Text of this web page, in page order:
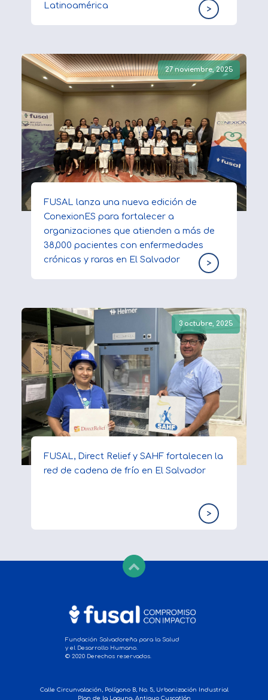
Latinoamérica
>
27 noviembre, 2025
FUSAL lanza una nueva edición de
ConexionES para fortalecer a
organizaciones que atienden a más de
38,000 pacientes con enfermedades
crónicas y raras en El Salvador
>
3 octubre, 2025
FUSAL, Direct Relief y SAHF fortalecen la
red de cadena de frío en El Salvador
>
Fundación Salvadoreña para la Salud
y el Desarrollo Humano.
© 2020 Derechos reservados.
Calle Circunvalación, Polígono B, No. 5, Urbanización Industrial
Plan de la Laguna, Antiguo Cuscatlán